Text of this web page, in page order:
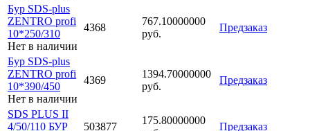
Бур SDS-plus
ZENTRO profi
10*250/310
Нет в наличии
4368
767.10000000
руб.
Предзаказ
Бур SDS-plus
ZENTRO profi
10*390/450
Нет в наличии
4369
1394.70000000
руб.
Предзаказ
SDS PLUS II
4/50/110 БУР
503877
175.80000000
Предзаказ